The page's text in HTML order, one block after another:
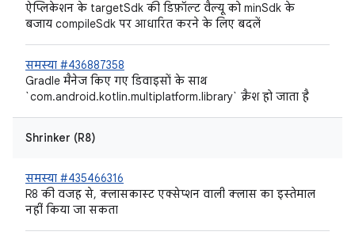
ऐप्लिकेशन के targetSdk की डिफ़ॉल्ट वैल्यू को minSdk के
बजाय compileSdk पर आधारित करने के लिए बदलें
समस्या #436887358
Gradle मैनेज किए गए डिवाइसों के साथ
`com.android.kotlin.multiplatform.library` क्रैश हो जाता है
Shrinker (R8)
समस्या #435466316
R8 की वजह से, क्लासकास्ट एक्सेप्शन वाली क्लास का इस्तेमाल
नहीं किया जा सकता